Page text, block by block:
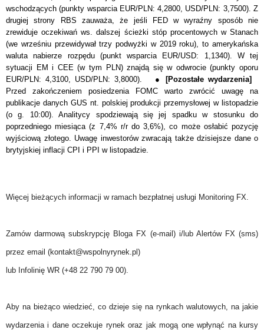
wschodzących (punkty wsparcia EUR/PLN: 4,2800, USD/PLN: 3,7500). Z
drugiej strony RBS zauważa, że jeśli FED w wyraźny sposób nie
zrewiduje oczekiwań ws. dalszej ścieżki stóp procentowych w Stanach
(we wrześniu przewidywał trzy podwyżki w 2019 roku), to amerykańska
waluta nabierze rozpędu (punkt wsparcia EUR/USD: 1,1340). W tej
sytuacji EM i CEE (w tym PLN) znajdą się w odwrocie (punkty oporu
EUR/PLN: 4,3100, USD/PLN: 3,8000). ● [Pozostałe wydarzenia]
Przed zakończeniem posiedzenia FOMC warto zwrócić uwagę na
publikacje danych GUS nt. polskiej produkcji przemysłowej w listopadzie
(o g. 10:00). Analitycy spodziewają się jej spadku w stosunku do
poprzedniego miesiąca (z 7,4% r/r do 3,6%), co może osłabić pozycję
wyjściową złotego. Uwagę inwestorów zwracają także dzisiejsze dane o
brytyjskiej inflacji CPI i PPI w listopadzie.
Więcej bieżących informacji w ramach bezpłatnej usługi Monitoring FX.
Zamów darmową subskrypcję Bloga FX (e-mail) i/lub Alertów FX (sms)
przez email (kontakt@wspolnyrynek.pl)
lub Infolinię WR (+48 22 790 79 00).
Aby na bieżąco wiedzieć, co dzieje się na rynkach walutowych, na jakie
wydarzenia i dane oczekuje rynek oraz jak mogą one wpłynąć na kursy